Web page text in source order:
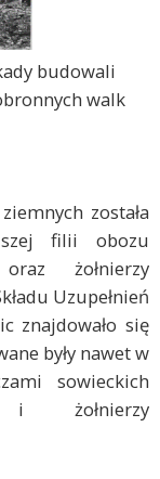
budowali
walk
została
filii obozu
żołnierzy
Uzupełnień
znajdowało się
były nawet w
sowieckich
i żołnierzy